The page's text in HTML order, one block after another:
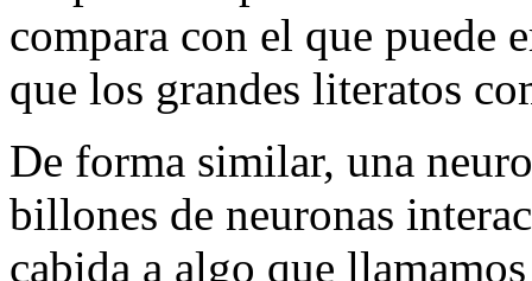
compara con el que puede
que los grandes literatos
De forma similar, una
billones de neuronas
cabida a algo que